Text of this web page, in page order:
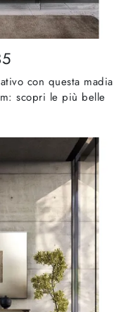
con questa madia
scopri le più belle